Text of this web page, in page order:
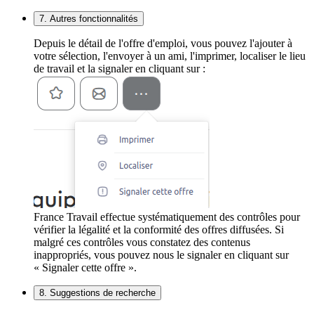
7. Autres fonctionnalités
Depuis le détail de l'offre d'emploi, vous pouvez l'ajouter à
votre sélection, l'envoyer à un ami, l'imprimer, localiser le lieu
de travail et la signaler en cliquant sur :
France Travail effectue systématiquement des contrôles pour
vérifier la légalité et la conformité des offres diffusées. Si
malgré ces contrôles vous constatez des contenus
inappropriés, vous pouvez nous le signaler en cliquant sur
« Signaler cette offre ».
8. Suggestions de recherche